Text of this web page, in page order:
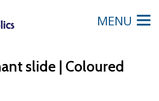
MENU
slide | Coloured